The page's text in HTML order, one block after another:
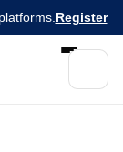
Register